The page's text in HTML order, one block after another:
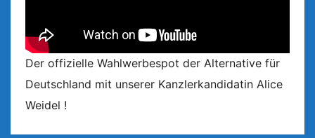
Der offizielle Wahlwerbespot der Alternative für
Deutschland mit unserer Kanzlerkandidatin Alice
Weidel !